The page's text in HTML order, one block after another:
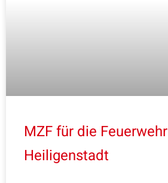
MZF für die Feuerwehr
Heiligenstadt